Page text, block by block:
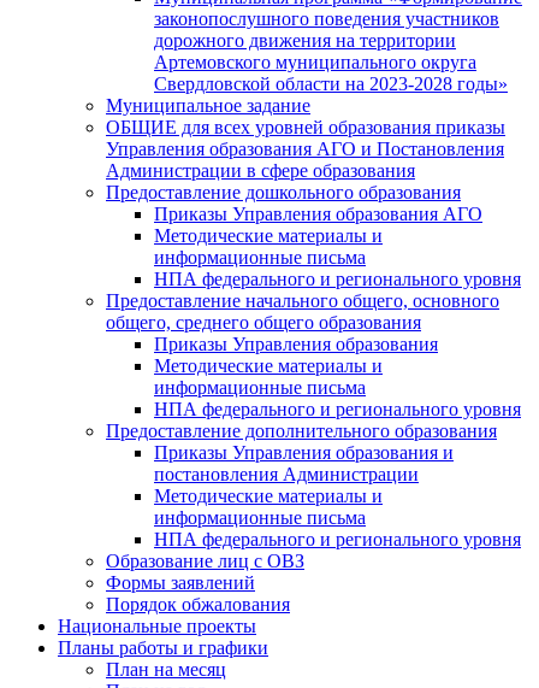
законопослушного поведения участников
дорожного движения на территории
Артемовского муниципального округа
Свердловской области на 2023-2028 годы»
Муниципальное задание
ОБЩИЕ для всех уровней образования приказы
Управления образования АГО и Постановления
Администрации в сфере образования
Предоставление дошкольного образования
Приказы Управления образования АГО
Методические материалы и
информационные письма
НПА федерального и регионального уровня
Предоставление начального общего, основного
общего, среднего общего образования
Приказы Управления образования
Методические материалы и
информационные письма
НПА федерального и регионального уровня
Предоставление дополнительного образования
Приказы Управления образования и
постановления Администрации
Методические материалы и
информационные письма
НПА федерального и регионального уровня
Образование лиц с ОВЗ
Формы заявлений
Порядок обжалования
Национальные проекты
Планы работы и графики
План на месяц